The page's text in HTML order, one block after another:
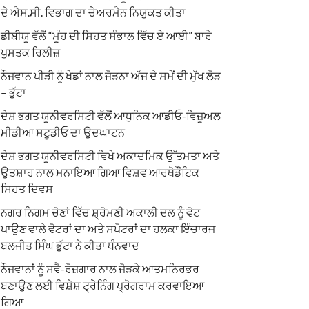
ਦੇ ਐਸ.ਸੀ. ਵਿਭਾਗ ਦਾ ਚੇਅਰਮੈਨ ਨਿਯੁਕਤ ਕੀਤਾ
ਡੀਬੀਯੂ ਵੱਲੋਂ “ਮੂੰਹ ਦੀ ਸਿਹਤ ਸੰਭਾਲ ਵਿੱਚ ਏ ਆਈ” ਬਾਰੇ
ਪੁਸਤਕ ਰਿਲੀਜ਼
ਨੌਜਵਾਨ ਪੀੜੀ ਨੂੰ ਖੇਡਾਂ ਨਾਲ ਜੋੜਨਾ ਅੱਜ ਦੇ ਸਮੇਂ ਦੀ ਮੁੱਖ ਲੋੜ
– ਭੁੱਟਾ
ਦੇਸ਼ ਭਗਤ ਯੂਨੀਵਰਸਿਟੀ ਵੱਲੋਂ ਆਧੁਨਿਕ ਆਡੀਓ-ਵਿਜ਼ੂਅਲ
ਮੀਡੀਆ ਸਟੂਡੀਓ ਦਾ ਉਦਘਾਟਨ
ਦੇਸ਼ ਭਗਤ ਯੂਨੀਵਰਸਿਟੀ ਵਿਖੇ ਅਕਾਦਮਿਕ ਉੱਤਮਤਾ ਅਤੇ
ਉਤਸ਼ਾਹ ਨਾਲ ਮਨਾਇਆ ਗਿਆ ਵਿਸ਼ਵ ਆਰਥੋਡੌਂਟਿਕ
ਸਿਹਤ ਦਿਵਸ
ਨਗਰ ਨਿਗਮ ਚੋਣਾਂ ਵਿੱਚ ਸ਼੍ਰੋਮਣੀ ਅਕਾਲੀ ਦਲ ਨੂੰ ਵੋਟ
ਪਾਉਣ ਵਾਲੇ ਵੋਟਰਾਂ ਦਾ ਅਤੇ ਸਪੋਟਰਾਂ ਦਾ ਹਲਕਾ ਇੰਚਾਰਜ
ਬਲਜੀਤ ਸਿੰਘ ਭੁੱਟਾ ਨੇ ਕੀਤਾ ਧੰਨਵਾਦ
ਨੌਜਵਾਨਾਂ ਨੂੰ ਸਵੈ-ਰੋਜ਼ਗਾਰ ਨਾਲ ਜੋੜਕੇ ਆਤਮਨਿਰਭਰ
ਬਣਾਉਣ ਲਈ ਵਿਸ਼ੇਸ਼ ਟ੍ਰੇਨਿੰਗ ਪ੍ਰੋਗਰਾਮ ਕਰਵਾਇਆ
ਗਿਆ